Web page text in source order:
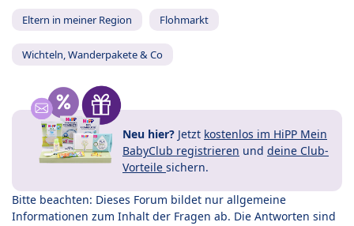
Eltern in meiner Region Flohmarkt
Wichteln, Wanderpakete & Co
Neu hier? Jetzt kostenlos im HiPP Mein
BabyClub registrieren und deine Club-
Vorteile sichern.
Bitte beachten: Dieses Forum bildet nur allgemeine
Informationen zum Inhalt der Fragen ab. Die Antworten sind